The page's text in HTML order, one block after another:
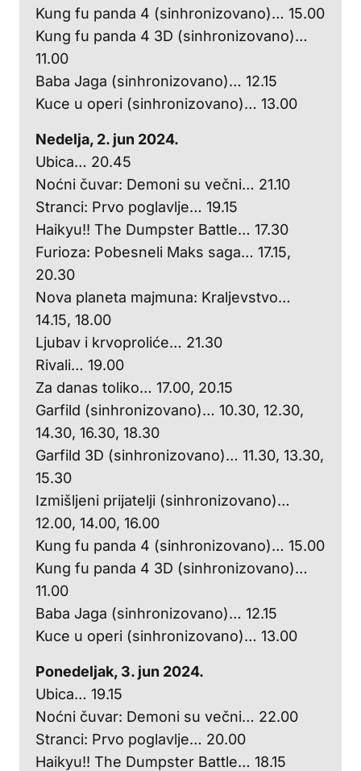
Kung fu panda 4 (sinhronizovano)… 15.00
Kung fu panda 4 3D (sinhronizovano)…
11.00
Baba Jaga (sinhronizovano)… 12.15
Kuce u operi (sinhronizovano)… 13.00
Nedelja, 2. jun 2024.
Ubica… 20.45
Noćni čuvar: Demoni su večni… 21.10
Stranci: Prvo poglavlje… 19.15
Haikyu!! The Dumpster Battle… 17.30
Furioza: Pobesneli Maks saga… 17.15,
20.30
Nova planeta majmuna: Kraljevstvo…
14.15, 18.00
Ljubav i krvoproliće… 21.30
Rivali… 19.00
Za danas toliko… 17.00, 20.15
Garfild (sinhronizovano)… 10.30, 12.30,
14.30, 16.30, 18.30
Garfild 3D (sinhronizovano)… 11.30, 13.30,
15.30
Izmišljeni prijatelji (sinhronizovano)…
12.00, 14.00, 16.00
Kung fu panda 4 (sinhronizovano)… 15.00
Kung fu panda 4 3D (sinhronizovano)…
11.00
Baba Jaga (sinhronizovano)… 12.15
Kuce u operi (sinhronizovano)… 13.00
Ponedeljak, 3. jun 2024.
Ubica… 19.15
Noćni čuvar: Demoni su večni… 22.00
Stranci: Prvo poglavlje… 20.00
Haikyu!! The Dumpster Battle… 18.15